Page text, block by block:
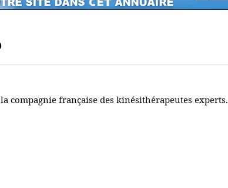
compagnie française des kinésithérapeutes experts.